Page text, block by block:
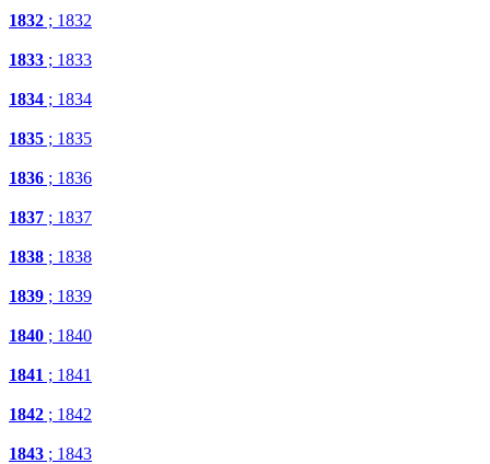
1832 ; 1832
1833 ; 1833
1834 ; 1834
1835 ; 1835
1836 ; 1836
1837 ; 1837
1838 ; 1838
1839 ; 1839
1840 ; 1840
1841 ; 1841
1842 ; 1842
1843 ; 1843